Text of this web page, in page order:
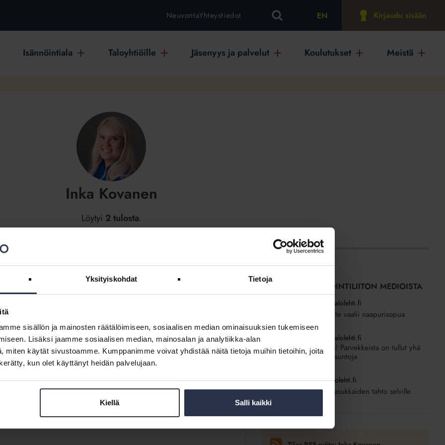
Yksityiskohdat Tietoja
sisällön ja mainosten räätälöimiseen, sosiaalisen median ominaisuuksien tukemiseen
Lisäksi jaamme sosiaalisen median, mainosalan ja analytiikka-alan
miten käytät sivustoamme. Kumppanimme voivat yhdistää näitä tietoja muihin tietoihin, joita
kun olet käyttänyt heidän palvelujaan.
Kiellä Salli kaikki
NeuvontaYhteystiedot EN Kirjaudu sisään
Isännöintiala Taloyhtiöille Jäsenyys ja palvelut Koulutukset Meistä
Inka Kovanen
Löytyi 2 tulosta.
ja tarjota jäsenillemme arvokkaita
mieluiten porukalla! Tavoitteenani on luoda innostava
tehokkaasti.
työelämää
koostuukaan hyvinvoiva organisaatio? Ensinnäkin työhyvinvointi
työelämää rakennetaan yhdessä. Hyvinvoiville työyhteisöille
SISÄLTÖJÄ ISÄNNÖINTILIITON MEDIOISTA
Kotitalolehti.fi
Rakentava palaute vaalii naapurisopua
Kotitalolehti.fi
Yksi huone lisää! Parvekkeista on tullut yhä
tärkeämpi osa asuntoja
7.6.2026 Kotitalolehti.fi
Asukaskyselyllä asukkaiden tahto selville